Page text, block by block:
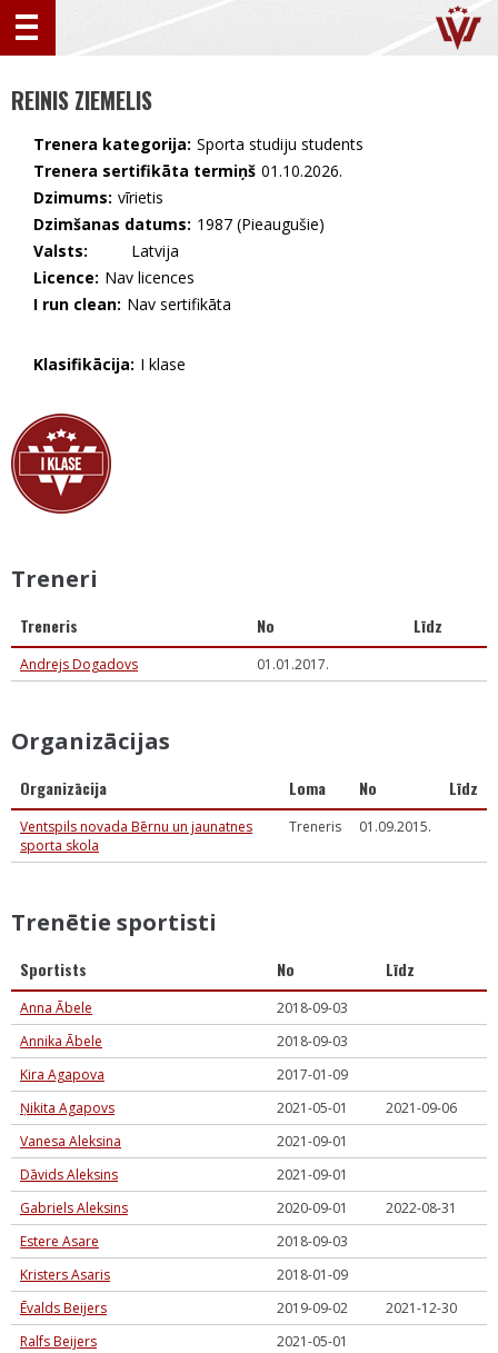
REINIS ZIEMELIS
Trenera kategorija: Sporta studiju students
Trenera sertifikāta termiņš 01.10.2026.
Dzimums: vīrietis
Dzimšanas datums: 1987 (Pieaugušie)
Valsts:
🇱🇻 Latvija
Licence: Nav licences
I run clean: Nav sertifikāta
Klasifikācija: I klase
Treneri
Treneris No Līdz
Andrejs Dogadovs 01.01.2017.
Organizācijas
Organizācija Loma No Līdz
Ventspils novada Bērnu un jaunatnes
sporta skola
Treneris 01.09.2015.
Trenētie sportisti
Sportists No Līdz
Anna Ābele
2018-09-03
Annika Ābele
2018-09-03
Kira Agapova
2017-01-09
Ņikita Agapovs
2021-05-01
2021-09-06
Vanesa Aleksina
2021-09-01
Dāvids Aleksins
2021-09-01
Gabriels Aleksins
2020-09-01
2022-08-31
Estere Asare
2018-09-03
Kristers Asaris
2018-01-09
Ēvalds Beijers
2019-09-02
2021-12-30
Ralfs Beijers
2021-05-01